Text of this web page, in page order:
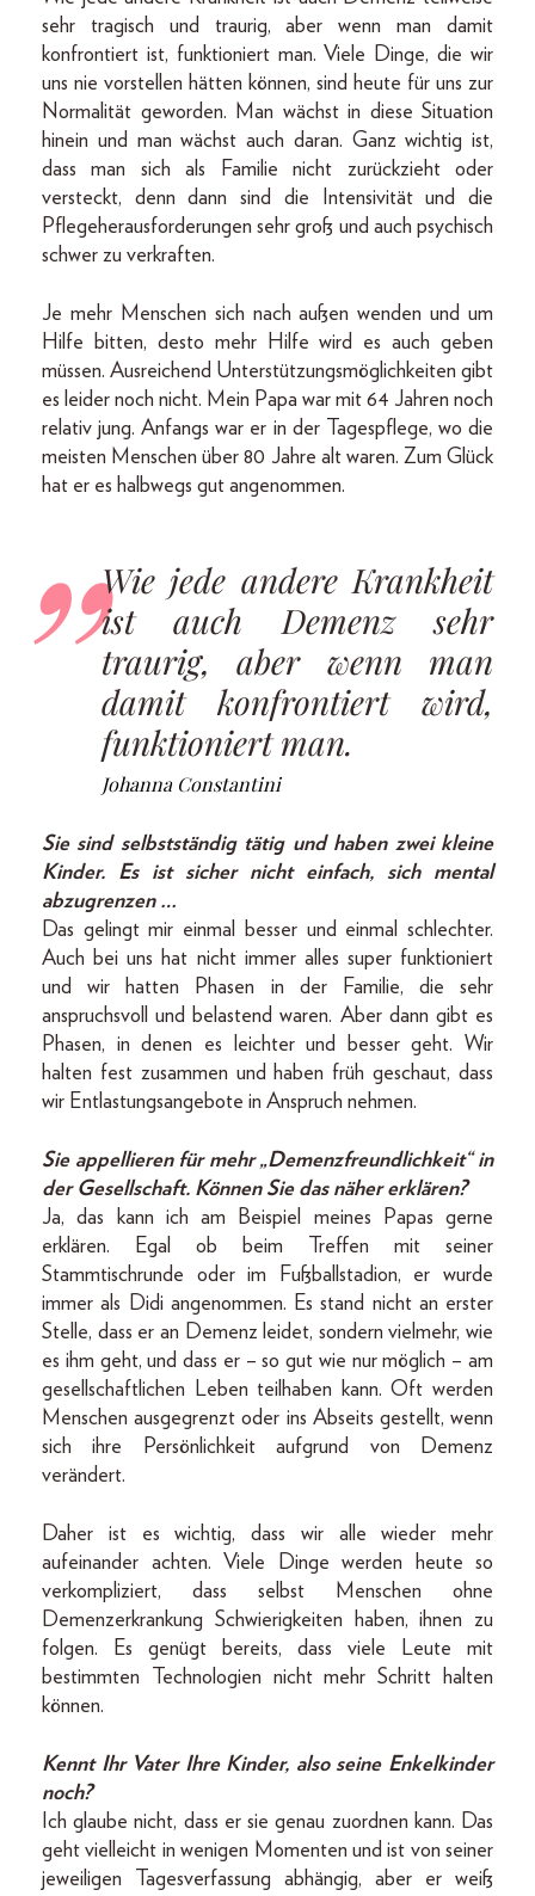
sehr tragisch und traurig, aber wenn man damit
konfrontiert ist, funktioniert man. Viele Dinge, die wir
uns nie vorstellen hätten können, sind heute für uns zur
Normalität geworden. Man wächst in diese Situation
hinein und man wächst auch daran. Ganz wichtig ist,
dass man sich als Familie nicht zurückzieht oder
versteckt, denn dann sind die Intensivität und die
Pflegeherausforderungen sehr groß und auch psychisch
schwer zu verkraften.
Je mehr Menschen sich nach außen wenden und um
Hilfe bitten, desto mehr Hilfe wird es auch geben
müssen. Ausreichend Unterstützungsmöglichkeiten gibt
es leider noch nicht. Mein Papa war mit 64 Jahren noch
relativ jung. Anfangs war er in der Tagespflege, wo die
meisten Menschen über 80 Jahre alt waren. Zum Glück
hat er es halbwegs gut angenommen.
Wie jede andere Krankheit
ist auch Demenz sehr
traurig, aber wenn man
damit konfrontiert wird,
funktioniert man.
Johanna Constantini
Sie sind selbstständig tätig und haben zwei kleine
Kinder. Es ist sicher nicht einfach, sich mental
abzugrenzen …
Das gelingt mir einmal besser und einmal schlechter.
Auch bei uns hat nicht immer alles super funktioniert
und wir hatten Phasen in der Familie, die sehr
anspruchsvoll und belastend waren. Aber dann gibt es
Phasen, in denen es leichter und besser geht. Wir
halten fest zusammen und haben früh geschaut, dass
wir Entlastungsangebote in Anspruch nehmen.
Sie appellieren für mehr „Demenzfreundlichkeit“ in
der Gesellschaft. Können Sie das näher erklären?
Ja, das kann ich am Beispiel meines Papas gerne
erklären. Egal ob beim Treffen mit seiner
Stammtischrunde oder im Fußballstadion, er wurde
immer als Didi angenommen. Es stand nicht an erster
Stelle, dass er an Demenz leidet, sondern vielmehr, wie
es ihm geht, und dass er – so gut wie nur möglich – am
gesellschaftlichen Leben teilhaben kann. Oft werden
Menschen ausgegrenzt oder ins Abseits gestellt, wenn
sich ihre Persönlichkeit aufgrund von Demenz
verändert.
Daher ist es wichtig, dass wir alle wieder mehr
aufeinander achten. Viele Dinge werden heute so
verkompliziert, dass selbst Menschen ohne
Demenzerkrankung Schwierigkeiten haben, ihnen zu
folgen. Es genügt bereits, dass viele Leute mit
bestimmten Technologien nicht mehr Schritt halten
können.
Kennt Ihr Vater Ihre Kinder, also seine Enkelkinder
noch?
Ich glaube nicht, dass er sie genau zuordnen kann. Das
geht vielleicht in wenigen Momenten und ist von seiner
jeweiligen Tagesverfassung abhängig, aber er weiß